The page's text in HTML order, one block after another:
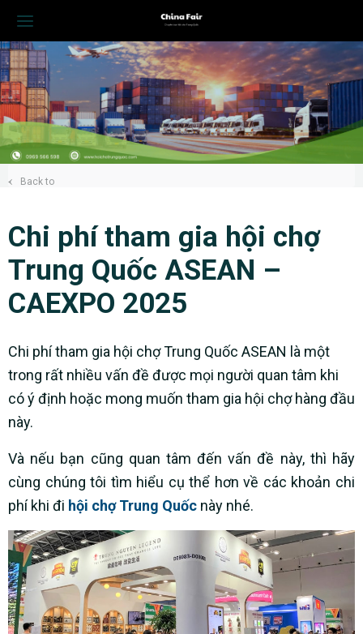
Back to
Chi phí tham gia hội chợ
Trung Quốc ASEAN –
CAEXPO 2025
Chi phí tham gia hội chợ Trung Quốc ASEAN là một
trong rất nhiều vấn đề được mọi người quan tâm khi
có ý định hoặc mong muốn tham gia hội chợ hàng đầu
này.
Và nếu bạn cũng quan tâm đến vấn đề này, thì hãy
cùng chúng tôi tìm hiểu cụ thể hơn về các khoản chi
phí khi đi hội chợ Trung Quốc này nhé.